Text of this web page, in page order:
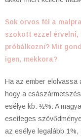
Sok orvos fél a
szokott ezzel érvelni,
próbálkozni? Mit
igen, mekkora?
Ha az ember elolvassa
hogy a
esélye kb. ½%. A
esetleges
az esélye legalább